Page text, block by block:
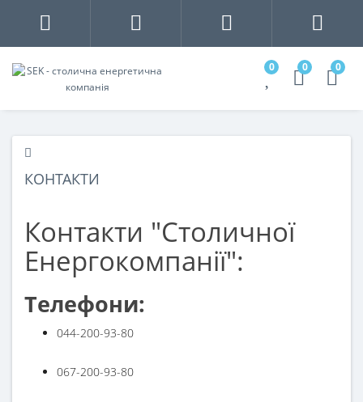
0 0 0
КОНТАКТИ
Контакти "Столичної
Енергокомпанії":
Телефони:
044-200-93-80
067-200-93-80